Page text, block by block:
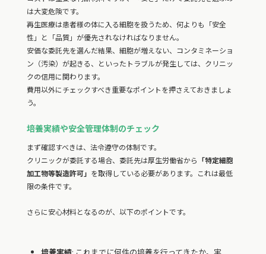
は大変危険です。
再生医療は患者様の体に入る細胞を扱うため、何よりも「安全
性」と「品質」が優先されなければなりません。
安価な委託先を選んだ結果、細胞が増えない、コンタミネーショ
ン（汚染）が起きる、といったトラブルが発生しては、クリニッ
クの信用に関わります。
費用以外にチェックすべき重要なポイントを押さえておきましょ
う。
培養実績や安全管理体制のチェック
まず確認すべきは、法令遵守の体制です。
クリニックが委託する場合、委託先は厚生労働省から 「特定細胞
加工物等製造許可」 を取得している必要があります。これは最低
限の条件です。
さらに安心材料となるのが、以下のポイントです。